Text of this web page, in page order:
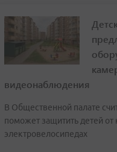
видеонаблюдения
В Общественной палате
поможет защитить детей от
электровелосипедах